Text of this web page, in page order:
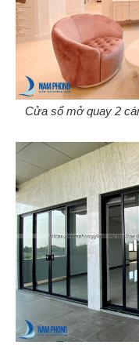
Cửa sổ mở quay 2